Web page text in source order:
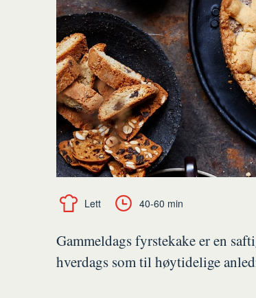
Lett 40-60 min
Gammeldags fyrstekake er en
hverdags som til høytidelige